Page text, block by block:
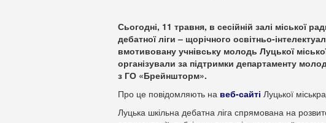
Сьогодні, 11 травня, в сесійній залі міської
дебатної ліги – щорічного освітньо-
вмотивовану учнівську молодь Луцької
організували за підтримки департаменту
з ГО «Брейншторм».
Про це повідомляють на веб-сайті Луцької
Луцька шкільна дебатна ліга спрямована на